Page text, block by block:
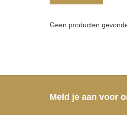
Geen producten
Meld je aan voor